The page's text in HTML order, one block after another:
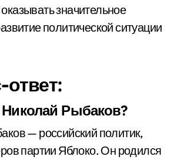
значительное
политической ситуации
Николай Рыбаков?
— российский политик,
партии Яблоко. Он родился